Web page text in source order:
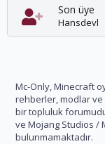
Son üye
Hansdevl
Mc-Only, Minecraft
rehberler, modlar ve
bir topluluk
ve Mojang Studios /
bulunmamaktadır.